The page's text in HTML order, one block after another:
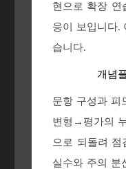
현으로 확장 연
응이 보입니다.
습니다.
개념
문항 구성과 피
변형→평가의
으로 되돌려 점
실수와 주의 분